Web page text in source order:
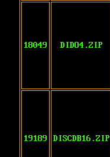
18049 DIDO4.ZIP
19189 DISCDB16.ZIP